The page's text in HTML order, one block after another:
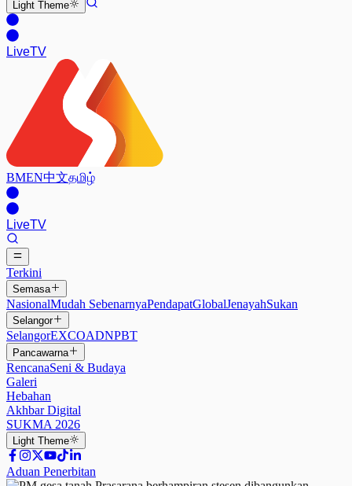
Light Theme
LiveTV
BMEN中文தமிழ்
LiveTV
Terkini
Semasa
NasionalMudah SebenarnyaPendapatGlobalJenayahSukan
Selangor
SelangorEXCOADNPBT
Pancawarna
RencanaSeni & Budaya
Galeri
Hebahan
Akhbar Digital
SUKMA 2026
Light Theme
Aduan Penerbitan